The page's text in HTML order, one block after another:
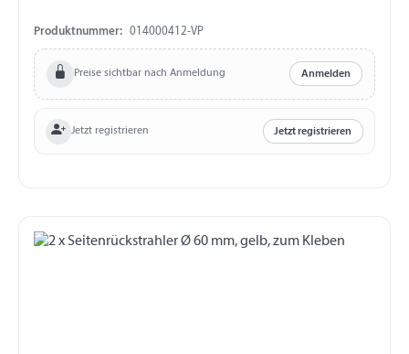
Produktnummer: 014000412-VP
Preise sichtbar nach Anmeldung Anmelden
Jetzt registrieren Jetzt registrieren